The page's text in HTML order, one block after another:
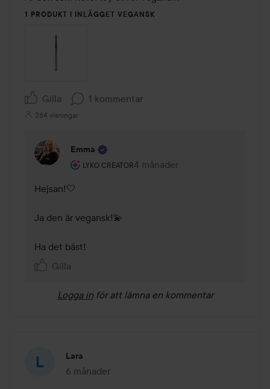
1 PRODUKT I INLÄGGET VEGANSK
Gilla 1 kommentar
264 visningar
Emma
LYKO CREATOR
Användarens roll: Lyko Creator.
4 månader
Kommentaren lades 4 månader
Hejsan!🤍
Ja den är vegansk!💫
Ha det bäst!
Gilla
Logga in för att lämna en kommentar
Lara
6 månader
Inlägget skapades 6 månader